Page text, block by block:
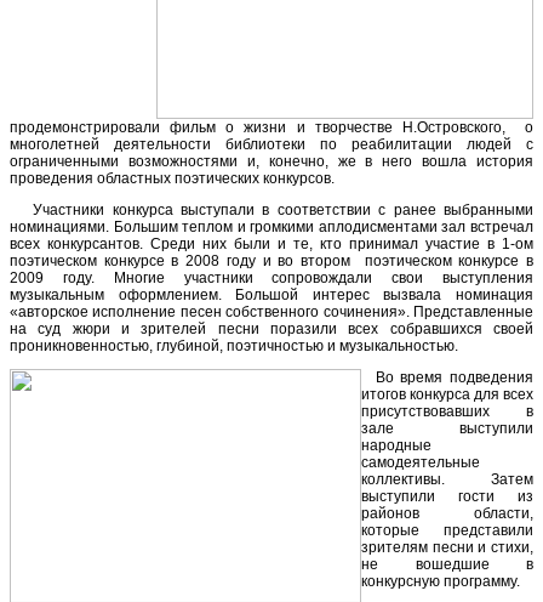
продемонстрировали фильм о жизни и творчестве Н.Островского, о
многолетней деятельности библиотеки по реабилитации людей с
ограниченными возможностями и, конечно, же в него вошла история
проведения областных поэтических конкурсов.
Участники конкурса выступали в соответствии с ранее выбранными
номинациями. Большим теплом и громкими аплодисментами зал встречал
всех конкурсантов. Среди них были и те, кто принимал участие в 1-ом
поэтическом конкурсе в 2008 году и во втором поэтическом конкурсе в
2009 году. Многие участники сопровождали свои выступления
музыкальным оформлением. Большой интерес вызвала номинация
«авторское исполнение песен собственного сочинения». Представленные
на суд жюри и зрителей песни поразили всех собравшихся своей
проникновенностью, глубиной, поэтичностью и музыкальностью.
Во время подведения
итогов конкурса для всех
присутствовавших в
зале выступили
народные
самодеятельные
коллективы. Затем
выступили гости из
районов области,
которые представили
зрителям песни и стихи,
не вошедшие в
конкурсную программу.